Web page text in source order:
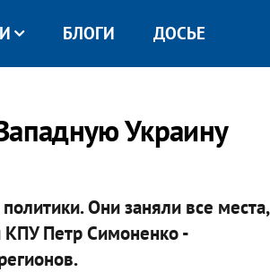
БЛОГИ ДОСЬЕ
Украину
Они заняли все места,
Петр Симоненко -